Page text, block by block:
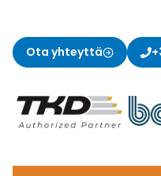
Ota yhteyttä